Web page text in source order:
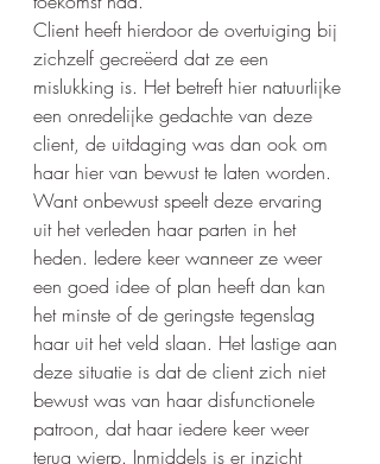
Client heeft hierdoor de overtuiging bij
zichzelf gecreëerd dat ze een
mislukking is. Het betreft hier natuurlijke
een onredelijke gedachte van deze
client, de uitdaging was dan ook om
haar hier van bewust te laten worden.
Want onbewust speelt deze ervaring
uit het verleden haar parten in het
heden. Iedere keer wanneer ze weer
een goed idee of plan heeft dan kan
het minste of de geringste tegenslag
haar uit het veld slaan. Het lastige aan
deze situatie is dat de client zich niet
bewust was van haar disfunctionele
patroon, dat haar iedere keer weer
terug wierp. Inmiddels is er inzicht